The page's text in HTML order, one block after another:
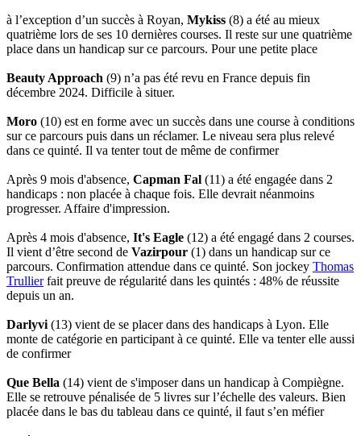
à l’exception d’un succès à Royan, Mykiss (8) a été au mieux
quatrième lors de ses 10 dernières courses. Il reste sur une quatrième
place dans un handicap sur ce parcours. Pour une petite place
Beauty Approach (9) n’a pas été revu en France depuis fin
décembre 2024. Difficile à situer.
Moro (10) est en forme avec un succès dans une course à conditions
sur ce parcours puis dans un réclamer. Le niveau sera plus relevé
dans ce quinté. Il va tenter tout de même de confirmer
Après 9 mois d'absence, Capman Fal (11) a été engagée dans 2
handicaps : non placée à chaque fois. Elle devrait néanmoins
progresser. Affaire d'impression.
Après 4 mois d'absence, It's Eagle (12) a été engagé dans 2 courses.
Il vient d’être second de Vazirpour (1) dans un handicap sur ce
parcours. Confirmation attendue dans ce quinté. Son jockey Thomas
Trullierfait preuve de régularité dans les quintés : 48% de réussite
depuis un an.
Darlyvi (13) vient de se placer dans des handicaps à Lyon. Elle
monte de catégorie en participant à ce quinté. Elle va tenter elle aussi
de confirmer
Que Bella (14) vient de s'imposer dans un handicap à Compiègne.
Elle se retrouve pénalisée de 5 livres sur l’échelle des valeurs. Bien
placée dans le bas du tableau dans ce quinté, il faut s’en méfier